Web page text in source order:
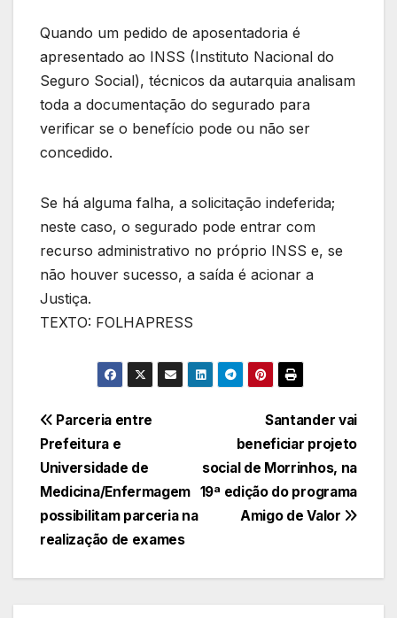
Quando um pedido de aposentadoria é
apresentado ao INSS (Instituto Nacional do
Seguro Social), técnicos da autarquia analisam
toda a documentação do segurado para
verificar se o benefício pode ou não ser
concedido.
Se há alguma falha, a solicitação indeferida;
neste caso, o segurado pode entrar com
recurso administrativo no próprio INSS e, se
não houver sucesso, a saída é acionar a
Justiça.
TEXTO: FOLHAPRESS
Navegação
de
Post
Santander vai
beneficiar projeto
social de Morrinhos, na
19ª edição do programa
Amigo de Valor
Parceria entre
Prefeitura e
Universidade de
Medicina/Enfermagem
possibilitam parceria na
realização de exames